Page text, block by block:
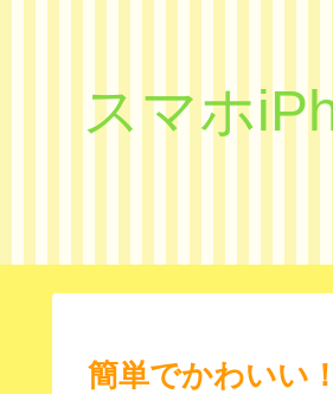
スマホ
簡単でかわいい